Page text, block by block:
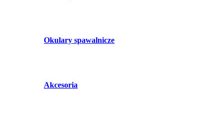
Okulary spawalnicze
Akcesoria